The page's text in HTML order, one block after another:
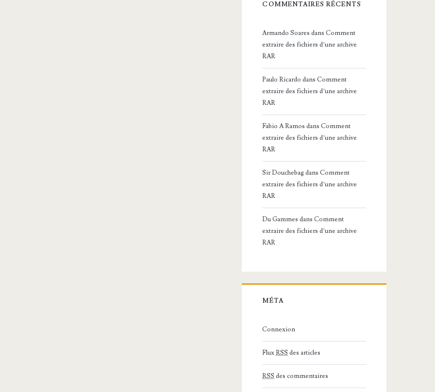
COMMENTAIRES RÉCENTS
Armando Soares dansComment
extraire des fichiers d’une archive
RAR
Paulo Ricardo dansComment
extraire des fichiers d’une archive
RAR
Fabio A Ramos dansComment
extraire des fichiers d’une archive
RAR
Sir DouchebagdansComment
extraire des fichiers d’une archive
RAR
Du Gammes dansComment
extraire des fichiers d’une archive
RAR
MÉTA
Connexion
FluxRSS des articles
RSS des commentaires